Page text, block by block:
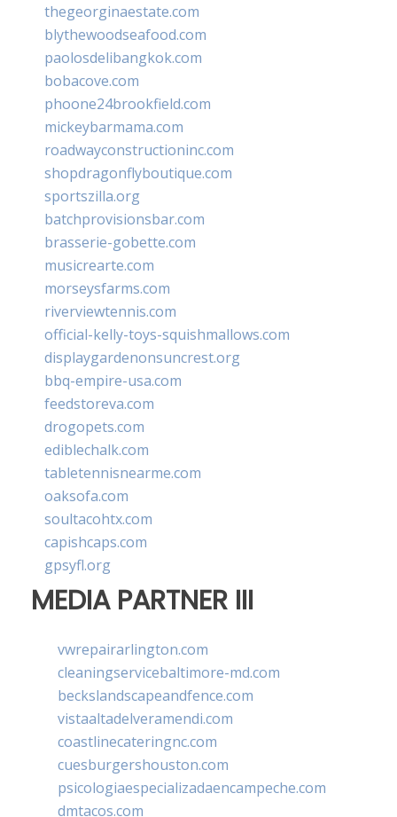
thegeorginaestate.com
blythewoodseafood.com
paolosdelibangkok.com
bobacove.com
phoone24brookfield.com
mickeybarmama.com
roadwayconstructioninc.com
shopdragonflyboutique.com
sportszilla.org
batchprovisionsbar.com
brasserie-gobette.com
musicrearte.com
morseysfarms.com
riverviewtennis.com
official-kelly-toys-squishmallows.com
displaygardenonsuncrest.org
bbq-empire-usa.com
feedstoreva.com
drogopets.com
ediblechalk.com
tabletennisnearme.com
oaksofa.com
soultacohtx.com
capishcaps.com
gpsyfl.org
MEDIA PARTNER III
vwrepairarlington.com
cleaningservicebaltimore-md.com
beckslandscapeandfence.com
vistaaltadelveramendi.com
coastlinecateringnc.com
cuesburgershouston.com
psicologiaespecializadaencampeche.com
dmtacos.com